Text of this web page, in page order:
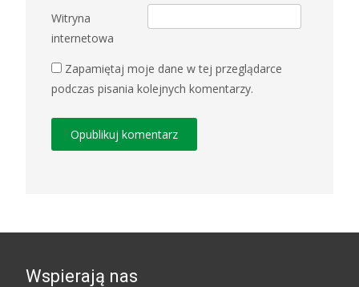
Witryna
internetowa
Zapamiętaj moje dane w tej przeglądarce
podczas pisania kolejnych komentarzy.
Wspierają nas